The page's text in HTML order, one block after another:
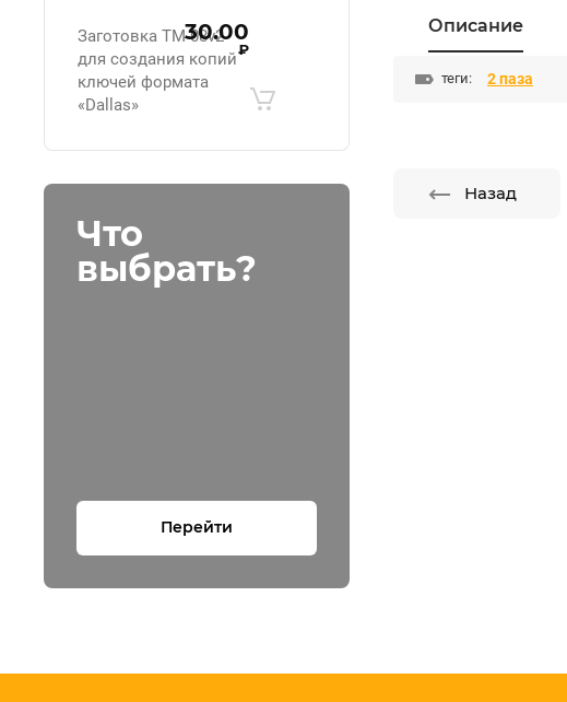
Заготовка ТМ-08v2
для создания копий
ключей формата
«Dallas»
30.00
₽
Что
выбрать?
Перейти
Описание
теги: 2 паза
Назад